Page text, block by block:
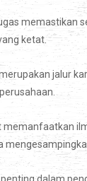
memastikan
ketat.
jalur
memanfaatkan